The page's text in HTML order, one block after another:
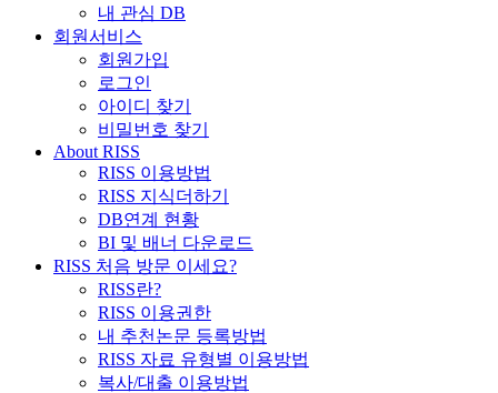
내 관심 DB
회원서비스
회원가입
로그인
아이디 찾기
비밀번호 찾기
About RISS
RISS 이용방법
RISS 지식더하기
DB연계 현황
BI 및 배너 다운로드
RISS 처음 방문 이세요?
RISS란?
RISS 이용권한
내 추천논문 등록방법
RISS 자료 유형별 이용방법
복사/대출 이용방법